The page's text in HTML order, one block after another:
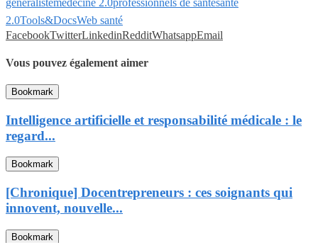
2.0Tools&DocsWeb santé
FacebookTwitterLinkedinRedditWhatsappEmail
Vous pouvez également aimer
Bookmark
Intelligence artificielle et responsabilité médicale : le
regard...
Bookmark
[Chronique] Docentrepreneurs : ces soignants qui
innovent, nouvelle...
Bookmark